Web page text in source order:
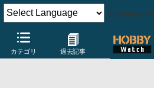
Powered by
カテゴリ 過去記事